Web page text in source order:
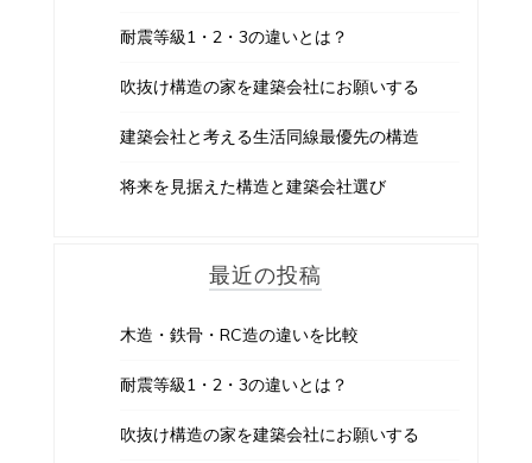
耐震等級1・2・3の違いとは？
吹抜け構造の家を建築会社にお願いする
建築会社と考える生活同線最優先の構造
将来を見据えた構造と建築会社選び
最近の投稿
木造・鉄骨・RC造の違いを比較
耐震等級1・2・3の違いとは？
吹抜け構造の家を建築会社にお願いする